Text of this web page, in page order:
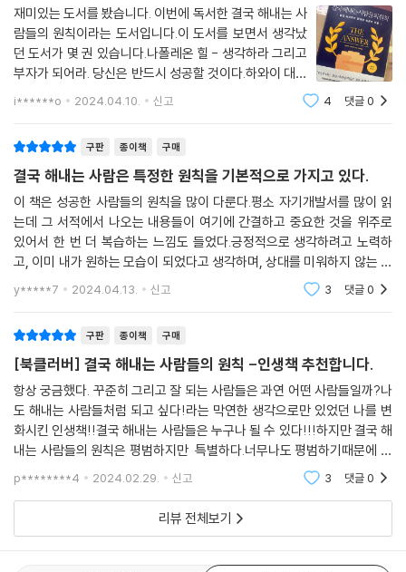
---p.174
인생의 성공, 원하는 것을 얻는 것, 되고 싶은 사람이 되는 것. 그것은 재능
의 문제라기보다 계획과 실행의 문제다. 재능을 타고나도 빛을 발하지 못
하는 사람이 있는가 하면, 불리한 조건에서도 별처럼 빛나는 사람도 있다.
하기 때문이다. 성공으로 가는 길에서 가장 결정적인 단계는 ‘무엇을’을 결
부터 알아야 한다. 목표를 정하면 방법이 사방에서 나타난다. 그 방법들을
반영해 행동계획을 세우고, 현실성 있는 데드라인을 잡자.
---p.304
재미있는 도서를 봤습니다. 이번에 독서한 결국 해내는 사
람들의 원칙이라는 도서입니다.이 도서를 보면서 생각났
던 도서가 몇 권 있습니다.나폴레온 힐 - 생각하라 그리고
부자가 되어라. 당신은 반드시 성공할 것이다.하와이 대저
택 - 더 마인드.켈리 최 - 100일 아침습관의 기적.비슷한
i******o 2024.04.10. 신고 4 댓글0
구판 종이책 구매
결국 해내는 사람은 특정한 원칙을 기본적으로 가지고 있다.
이 책은 성공한 사람들의 원칙을 많이 다룬다.평소 자기개발서를 많이 읽
는데 그 서적에서 나오는 내용들이 여기에 간결하고 중요한 것을 위주로
있어서 한 번 더 복습하는 느낌도 들었다.긍정적으로 생각하려고 노력하
고, 이미 내가 원하는 모습이 되었다고 생각하며, 상대를 미워하지 않는 등
정말 내가 평소에 찔리는 행동을 하지 말라는 것이 잘 저술되어 있었다. 나
뿐만 아니라 많은
y*****7 2024.04.13. 신고 3 댓글0
구판 종이책 구매
[북클러버] 결국 해내는 사람들의 원칙 -인생책 추천합니다.
항상 궁금했다. 꾸준히 그리고 잘 되는 사람들은 과연 어떤 사람들일까?나
도 해내는 사람들처럼 되고 싶다!라는 막연한 생각으로만 있었던 나를 변
화시킨 인생책!!결국 해내는 사람들은 누구나 될 수 있다!!!하지만 결국 해
내는 사람들의 원칙은 평범하지만 특별하다.너무나도 평범하기때문에 실
행하지 않는것, 특별하지않기때문에 잘 알고 있기에 실천하지 않는 것!!!
그렇기 때문에 '
p********4 2024.02.29. 신고 3 댓글0
리뷰 전체보기